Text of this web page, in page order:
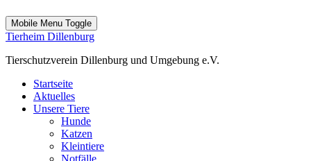
Mobile Menu Toggle
Tierheim Dillenburg
Tierschutzverein Dillenburg und Umgebung e.V.
Startseite
Aktuelles
Unsere Tiere
Hunde
Katzen
Kleintiere
Notfälle